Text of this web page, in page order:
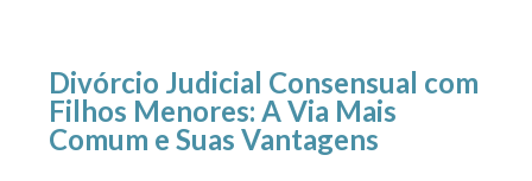
Divórcio Judicial Consensual com
Filhos Menores: A Via Mais
Comum e Suas Vantagens